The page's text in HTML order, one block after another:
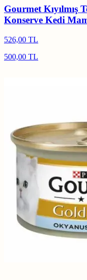
Gourmet Kıyılmış
Konserve Kedi
526,00 TL
500,00 TL